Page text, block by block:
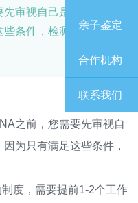
亲子鉴定
合作机构
联系我们
审视自己是否符合先前
条件，检测结果才能准
之前，您需要先审视自
为只有满足这些条件，
度，需要提前1-2个工作